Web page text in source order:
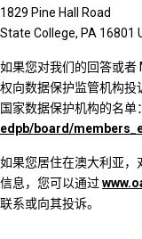
1829 Pine Hall Road
State College, PA 16801
如果您对我们的回答或
权向数据保护监管机构投
国家数据保护机构的名单：
edpb/board/
如果您居住在澳大利亚，
信息，您可以通过
联系或向其投诉。